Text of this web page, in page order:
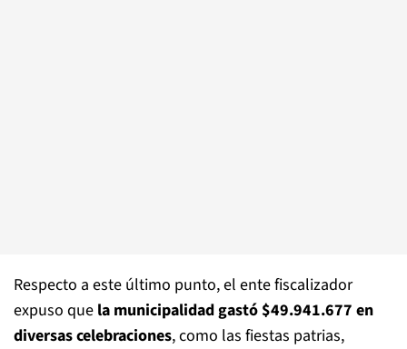
Respecto a este último punto, el ente fiscalizador
expuso que la municipalidad gastó $49.941.677 en
diversas celebraciones, como las fiestas patrias,